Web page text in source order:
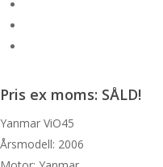
Pris ex moms: SÅLD!
Yanmar ViO45
Årsmodell: 2006